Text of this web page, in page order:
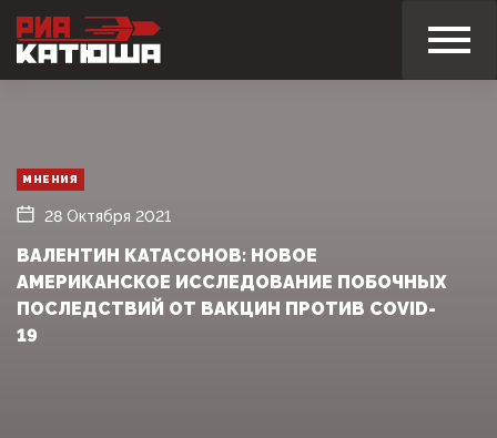
МНЕНИЯ
28 Октября 2021
ВАЛЕНТИН КАТАСОНОВ: НОВОЕ
АМЕРИКАНСКОЕ ИССЛЕДОВАНИЕ ПОБОЧНЫХ
ПОСЛЕДСТВИЙ ОТ ВАКЦИН ПРОТИВ COVID-
19